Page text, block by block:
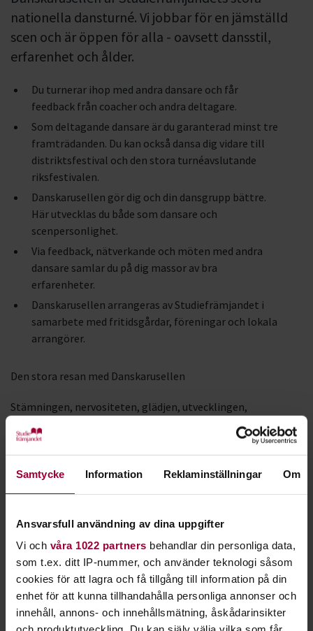
Samtycke Information Reklaminställningar Om
Ansvarsfull användning av dina uppgifter
Vi och våra 1022 partners behandlar din personliga data,
som t.ex. ditt IP-nummer, och använder teknologi såsom
cookies för att lagra och få tillgång till information på din
enhet för att kunna tillhandahålla personliga annonser och
innehåll, annons- och innehållsmätning, åskådarinsikter
nationella dansturné. Vi jobbar för en jämställd
scen och är öppen för alla - oavsett dansstil,
erfarenhet och ålder.
Du turnerar ihop med andra dansare och får
feedback från coacher och andra deltagare.
Som deltagande dansare är du garanterad minst tre
framträdanden. Du kan också dansa dig vidare till
distriktsfestival och den stora turnéavslutande
riksfestivalen.
Danskarusellen gör dig och din dansgrupp bättre.
Här utvecklas du både som dansare och
scenpersonlighet.
Via feedback, nätverkande och möten med andra
dansare samlar du på dig massor av bra
erfarenheter.
Danskarusellen arrangeras av Studiefrämjandet i
samarbete med fritidsgårdar, föreningar och lokala
arrangörer.
Den stora resan med Danskarusellen
Stämningen, nervositeten, glädjen, utvecklingen,
sammanhållningen, nätverkandet, uppladdningen,
uppträdandet, firandet, feedbackandet, lärandet. Snacka om
folkbildning!
Danskarusellens och Livekarusellens riksfestival i
Norrköping 2019.